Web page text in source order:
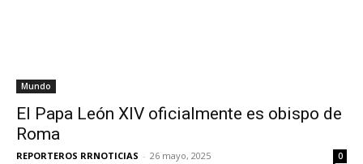
Mundo
El Papa León XIV oficialmente es obispo de
Roma
REPORTEROS RRNOTICIAS - 26 mayo, 2025 0